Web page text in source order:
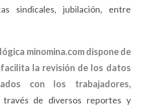
sindicales, jubilación, entre
minomina.com dispone de
la revisión de los datos
con los trabajadores,
de diversos reportes y